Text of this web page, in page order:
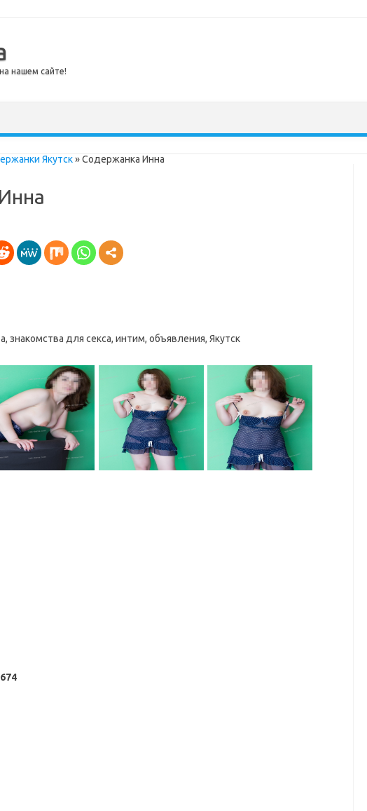
нашем сайте!
Якутск»Содержанка Инна
знакомства для секса, интим, объявления, Якутск